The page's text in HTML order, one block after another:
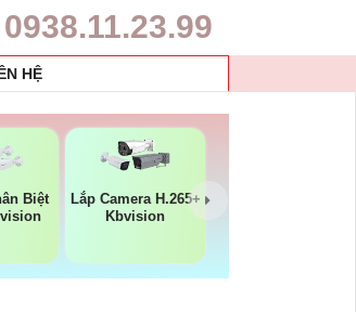
0938.11.23.99
HỆ
Biệt
Lắp Camera H.265+
Kbvision